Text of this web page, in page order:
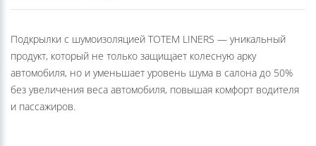
Подкрылки с шумоизоляцией TOTEM LINERS — уникальный
продукт, который не только защищает колесную арку
автомобиля, но и уменьшает уровень шума в салона до 50%
без увеличения веса автомобиля, повышая комфорт водителя
и пассажиров.